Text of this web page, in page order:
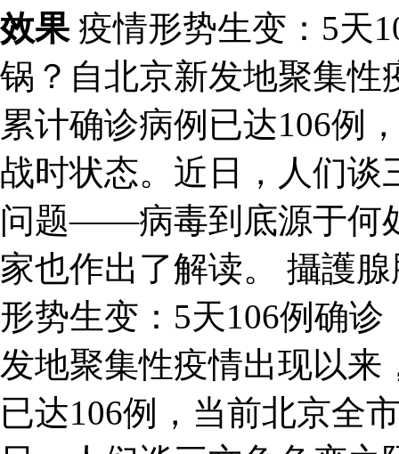
效果 疫情形势生变：5天
锅？自北京新发地聚集性
累计确诊病例已达106例
战时状态。近日，人们谈
问题——病毒到底源于何
家也作出了解读。 攝護
形势生变：5天106例确
发地聚集性疫情出现以
已达106例，当前北京全